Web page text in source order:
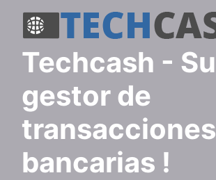
techcash - Su
gestor de
transacciones
bancarias !